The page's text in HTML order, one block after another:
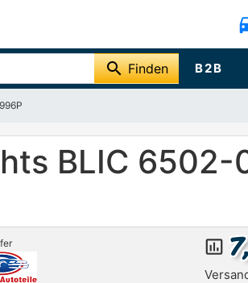
search Finden B2B
BLIC 6502-
insert_chart_outlined